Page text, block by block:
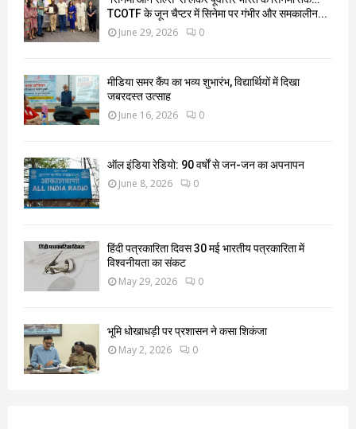
TCOTF के जून चैप्टर में सिनेमा पर गंभीर और समकालीन...
June 29, 2026 0
मीडिया समर कैंप का भव्य शुभारंभ, विद्यार्थियों में दिखा
जबरदस्त उत्साह
June 16, 2026 0
ऑल इंडिया रेडियो: 90 वर्षों से जन-जन का अपनापन
June 8, 2026 0
हिंदी पत्रकारिता दिवस 30 मई भारतीय पत्रकारिता में
विश्वनीयता का संकट
May 29, 2026 0
भूमि धोखाधड़ी पर प्रशासन ने कसा शिकंजा
May 2, 2026 0